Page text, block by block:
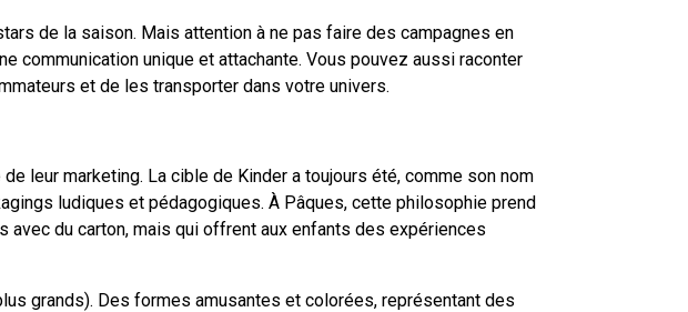
de la saison. Mais attention à ne pas faire des campagnes en
communication unique et attachante. Vous pouvez aussi raconter
et de les transporter dans votre univers.
leur marketing. La cible de Kinder a toujours été, comme son nom
ludiques et pédagogiques. À Pâques, cette philosophie prend
du carton, mais qui offrent aux enfants des expériences
grands). Des formes amusantes et colorées, représentant des